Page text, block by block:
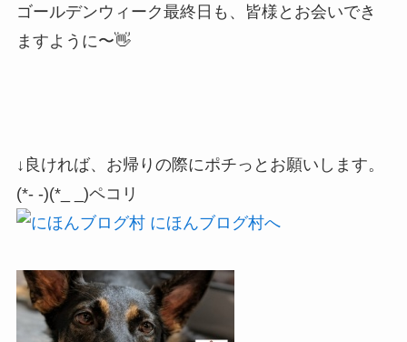
ゴールデンウィーク最終日も、皆様とお会いでき
ますように〜👋
↓良ければ、お帰りの際にポチっとお願いします。
(*- -)(*_ _)ペコリ